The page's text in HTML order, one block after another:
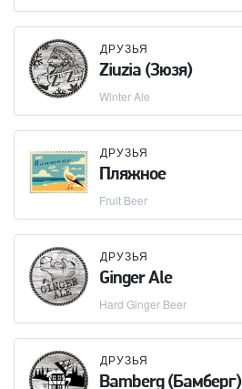
ДРУЗЬЯ
Ziuzia (Зюзя)
Winter Ale
ДРУЗЬЯ
Пляжное
Fruit Beer
ДРУЗЬЯ
Ginger Ale
Hard Ginger Beer
ДРУЗЬЯ
Bamberg (Бамберг)